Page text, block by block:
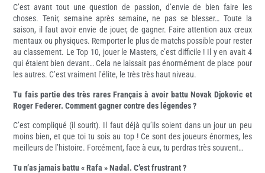
C’est avant tout une question de passion, d’envie de bien faire les
choses. Tenir, semaine après semaine, ne pas se blesser… Toute la
saison, il faut avoir envie de jouer, de gagner. Faire attention aux creux
mentaux ou physiques. Remporter le plus de matchs possible pour rester
au classement. Le Top 10, jouer le Masters, c’est difficile ! Il y en avait 4
qui étaient bien devant… Cela ne laissait pas énormément de place pour
les autres. C’est vraiment l’élite, le très très haut niveau.
Tu fais partie des très rares Français à avoir battu Novak Djokovic et
Roger Federer. Comment gagner contre des légendes ?
C’est compliqué (il sourit). Il faut déjà qu’ils soient dans un jour un peu
moins bien, et que toi tu sois au top ! Ce sont des joueurs énormes, les
meilleurs de l’histoire. Forcément, face à eux, tu perdras très souvent…
Tu n’as jamais battu « Rafa » Nadal. C’est frustrant ?